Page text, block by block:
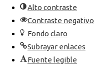
Alto contraste
Contraste negativo
Fondo claro
Subrayar enlaces
Fuente legible